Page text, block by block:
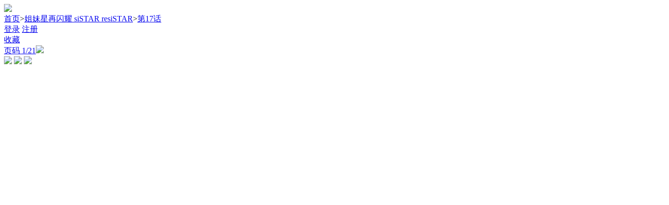
首页>姐妹星再闪耀 siSTAR resiSTAR>第17话
登录 注册
收藏
页码 1/21